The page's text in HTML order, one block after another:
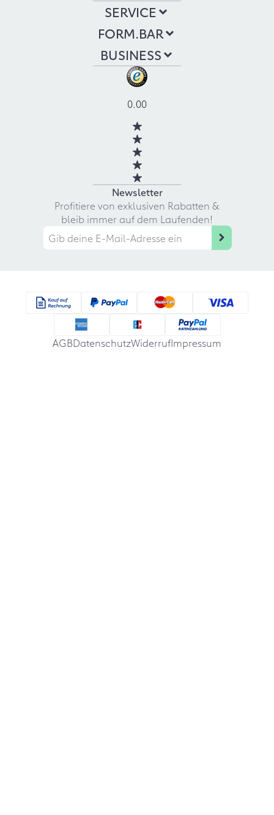
SERVICE
FORM.BAR
BUSINESS
0.00
Newsletter
Profitiere von exklusiven Rabatten &
bleib immer auf dem Laufenden!
AGBDatenschutzWiderrufImpressum